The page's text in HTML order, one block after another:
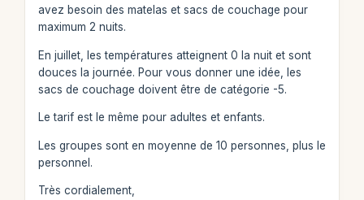
avez besoin des matelas et sacs de couchage pour
maximum 2 nuits.
En juillet, les températures atteignent 0 la nuit et sont
douces la journée. Pour vous donner une idée, les
sacs de couchage doivent être de catégorie -5.
Le tarif est le même pour adultes et enfants.
Les groupes sont en moyenne de 10 personnes, plus le
personnel.
Très cordialement,